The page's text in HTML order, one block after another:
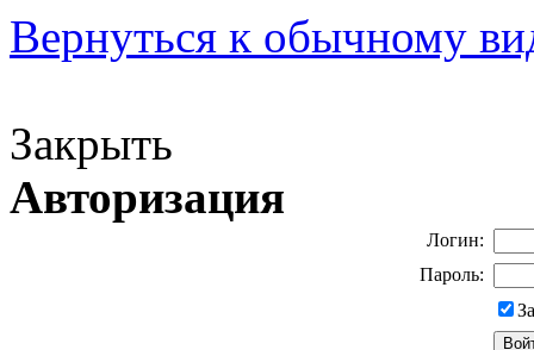
Вернуться к обычному
Закрыть
Авторизация
Логин:
Пароль: